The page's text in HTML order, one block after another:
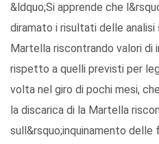
&ldquo;Si apprende che
diramato i risultati delle
Martella riscontrando valori di
rispetto a quelli previsti per
volta nel giro di pochi mesi,
la discarica di la Martella
sull&rsquo;inquinamento delle